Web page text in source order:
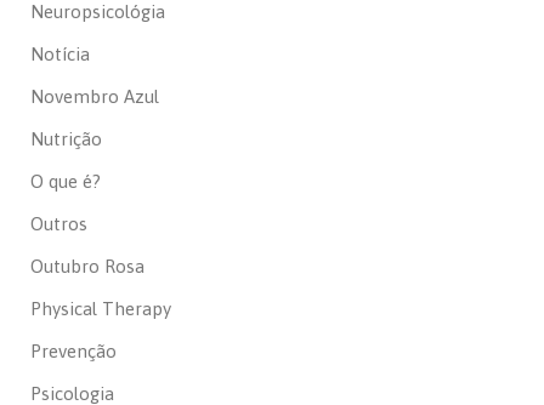
Neuropsicológia
Notícia
Novembro Azul
Nutrição
O que é?
Outros
Outubro Rosa
Physical Therapy
Prevenção
Psicologia